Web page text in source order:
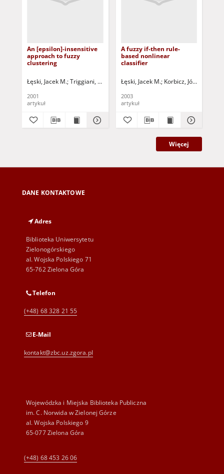
An [epsilon]-insensitive
approach to fuzzy
clustering
Łęski, Jacek M. Triggiani, Roberto- ed. Maksimov, Vyacheslav I. - ed.
2001
artykuł
A fuzzy if-then rule-
based nonlinear
classifier
Łęski, Jacek M. Korbicz, Józef (1951-
2003
artykuł
Więcej
DANE KONTAKTOWE
Adres
Biblioteka Uniwersytetu
Zielonogórskiego
al. Wojska Polskiego 71
65-762 Zielona Góra
Telefon
(+48) 68 328 21 55
E-Mail
kontakt@zbc.uz.zgora.pl
Wojewódzka i Miejska Biblioteka Publiczna
im. C. Norwida w Zielonej Górze
al. Wojska Polskiego 9
65-077 Zielona Góra
(+48) 68 453 26 06